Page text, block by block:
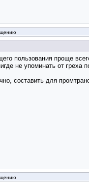
пользования проще
не упоминать от греха
составить для